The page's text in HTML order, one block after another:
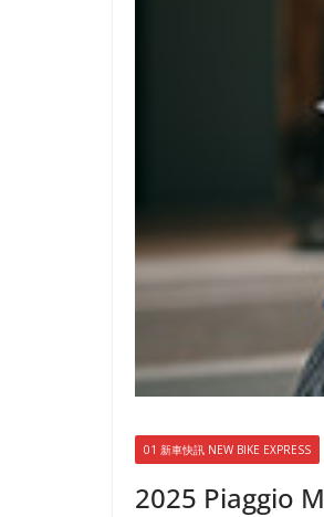
01 新車快訊 NEW BIKE EXPRESS
2025 Piaggio